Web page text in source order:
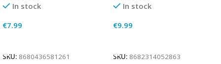
In stock
€7.99
SKU: 8680436581261
In stock
€9.99
SKU: 8682314052863